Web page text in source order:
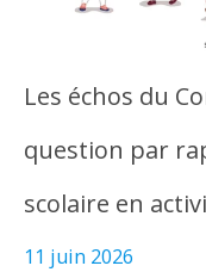
Les échos du
question par
scolaire en
11 juin 2026